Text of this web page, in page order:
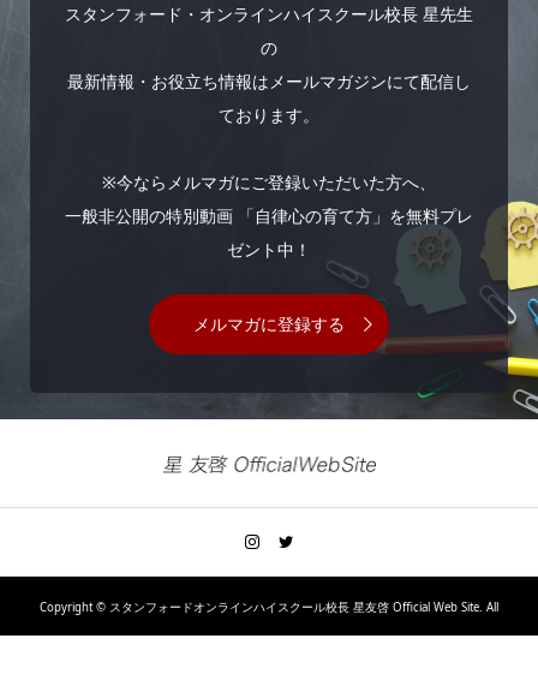
スタンフォード・オンラインハイスクール校長 星先生
の
最新情報・お役立ち情報はメールマガジンにて配信し
ております。
※今ならメルマガにご登録いただいた方へ、
一般非公開の特別動画 「自律心の育て方」を無料プレ
ゼント中！
メルマガに登録する
Copyright © スタンフォードオンラインハイスクール校長 星友啓 Official Web Site. All